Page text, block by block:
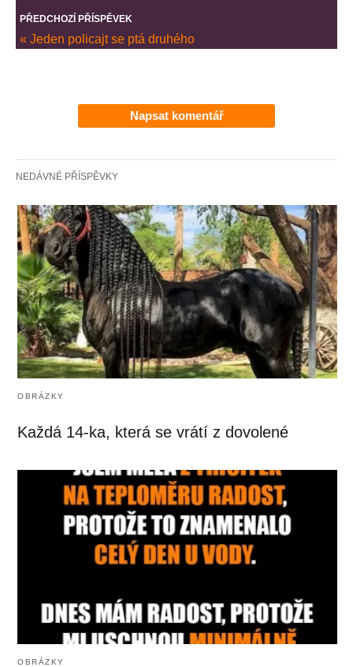
PŘEDCHOZÍ PŘÍSPĚVEK
« Jeden policajt se ptá druhého
Napsat komentář
NEDÁVNÉ PŘÍSPĚVKY
OBRÁZKY
Každá 14-ka, která se vrátí z dovolené
OBRÁZKY